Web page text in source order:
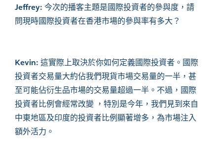
Jeffrey: 今次的播客主題是國際投資者的參與度，請
問現時國際投資者在香港市場的參與率有多大？
Kevin: 這實際上取決於你如何定義國際投資者。國際
投資者交易量大約佔我們現貨市場交易量的一半，甚
至可能佔衍生品市場的交易量超過一半。不過，國際
投資者比例會經常改變 ，特別是今年，我們見到來自
中東地區及印度的投資者比例顯著增多，為市場注入
額外活力。